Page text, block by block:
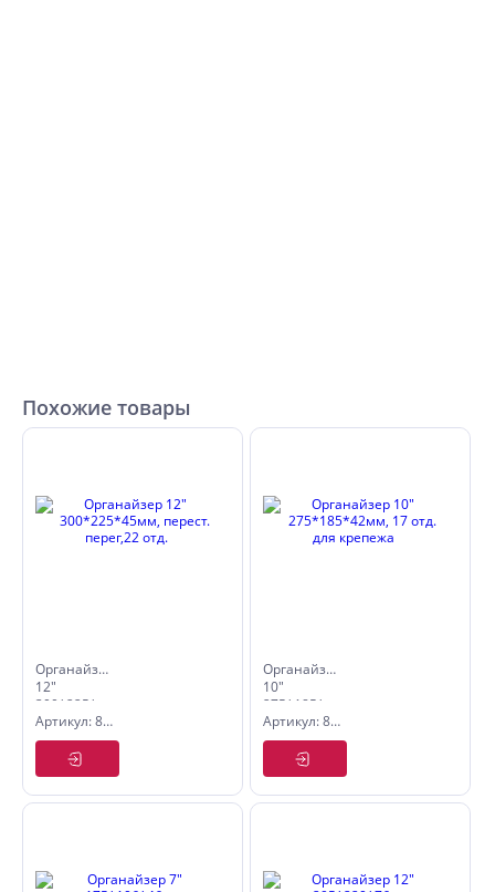
Похожие товары
Органайзер
12"
300*225*45мм,
перест.
перег,22
Артикул: 8064503
Органайзер
10"
275*185*42мм,
17 отд. для
крепежа
Артикул: 8064487